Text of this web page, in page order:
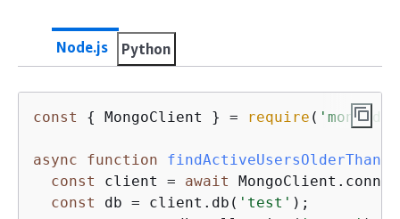
Node.js Python
const { MongoClient } = require ( 'mongodb'
async function findActiveUsersOlderThan18
const
client = await
const
db = client.db( 'test' );